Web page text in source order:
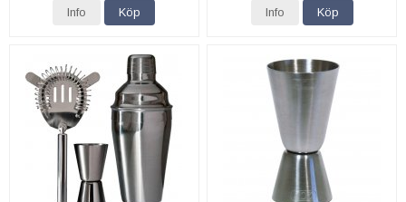
Info Köp Info Köp